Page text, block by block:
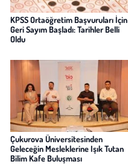
KPSS Ortaöğretim Başvuruları İçin
Geri Sayım Başladı: Tarihler Belli
Oldu
Çukurova Üniversitesinden
Geleceğin Mesleklerine Işık Tutan
Bilim Kafe Buluşması